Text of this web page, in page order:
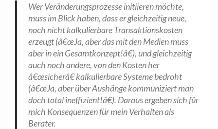
Wer Ver­än­de­rungs­pro­zes­se initi­ie­ren möch­te,
muss im Blick haben, dass er gleich­zei­tig neue,
noch nicht kal­ku­lier­ba­re Trans­ak­ti­ons­kos­ten
erzeugt (â€œJa, aber das mit den Medi­en muss
aber in ein Gesamtkonzept!â€), und gleich­zei­tig
auch noch ande­re, von den Kos­ten her
â€œsicherâ€ kal­ku­lier­ba­re Sys­te­me bedroht
(â€œJa, aber über Aus­hän­ge kom­mu­ni­ziert man
doch total ineffizient!â€). Dar­aus erge­ben sich für
mich Kon­se­quen­zen für mein Ver­hal­ten als
Berater.